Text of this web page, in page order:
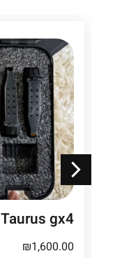
Taurus gx4
₪1,600.00